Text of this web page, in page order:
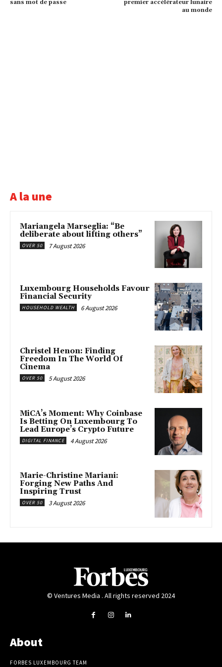
sans mot de passe
premier accélérateur lunaire
au monde
A la une
Mariangela Marseglia: “Be
deliberate about lifting others”
OVER 50 7 August 2026
Luxembourg Households Favour
Financial Security
HOUSEHOLD WEALTH 6 August 2026
Christel Henon: Finding
Freedom In The World Of
Cinema
OVER 50 5 August 2026
MiCA’s Moment: Why Coinbase
Is Betting On Luxembourg To
Lead Europe’s Crypto Future
DIGITAL FINANCE 4 August 2026
Marie-Christine Mariani:
Forging New Paths And
Inspiring Trust
OVER 50 3 August 2026
© Ventures Media . All rights reserved 2024
About
FORBES LUXEMBOURG TEAM